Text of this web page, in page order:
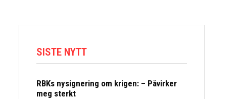
SISTE NYTT
RBKs nysignering om krigen: – Påvirker
meg sterkt